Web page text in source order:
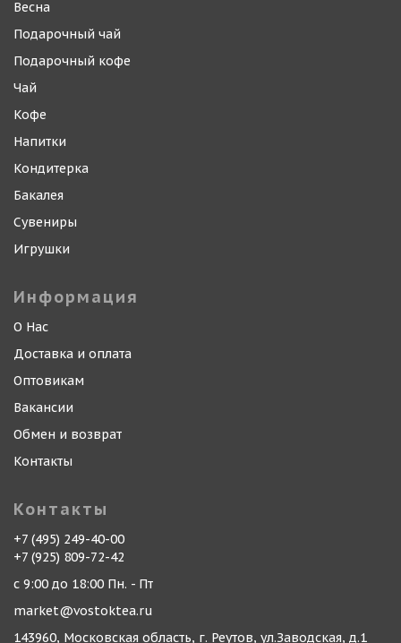
Весна
Подарочный чай
Подарочный кофе
Чай
Кофе
Напитки
Кондитерка
Бакалея
Сувениры
Игрушки
Информация
О Нас
Доставка и оплата
Оптовикам
Вакансии
Обмен и возврат
Контакты
Контакты
+7 (495) 249-40-00
+7 (925) 809-72-42
с 9:00 до 18:00 Пн. - Пт
market@vostoktea.ru
143960, Московская область, г. Реутов, ул.Заводская, д.1